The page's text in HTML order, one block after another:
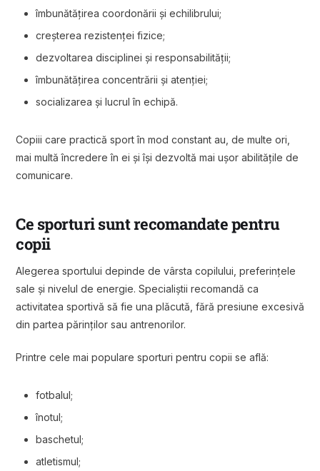
îmbunătățirea coordonării și echilibrului;
creșterea rezistenței fizice;
dezvoltarea disciplinei și responsabilității;
îmbunătățirea concentrării și atenției;
socializarea și lucrul în echipă.
Copiii care practică sport în mod constant au, de multe ori,
mai multă încredere în ei și își dezvoltă mai ușor abilitățile de
comunicare.
Ce sporturi sunt recomandate pentru
copii
Alegerea sportului depinde de vârsta copilului, preferințele
sale și nivelul de energie. Specialiștii recomandă ca
activitatea sportivă să fie una plăcută, fără presiune excesivă
din partea părinților sau antrenorilor.
Printre cele mai populare sporturi pentru copii se află:
fotbalul;
înotul;
baschetul;
atletismul;